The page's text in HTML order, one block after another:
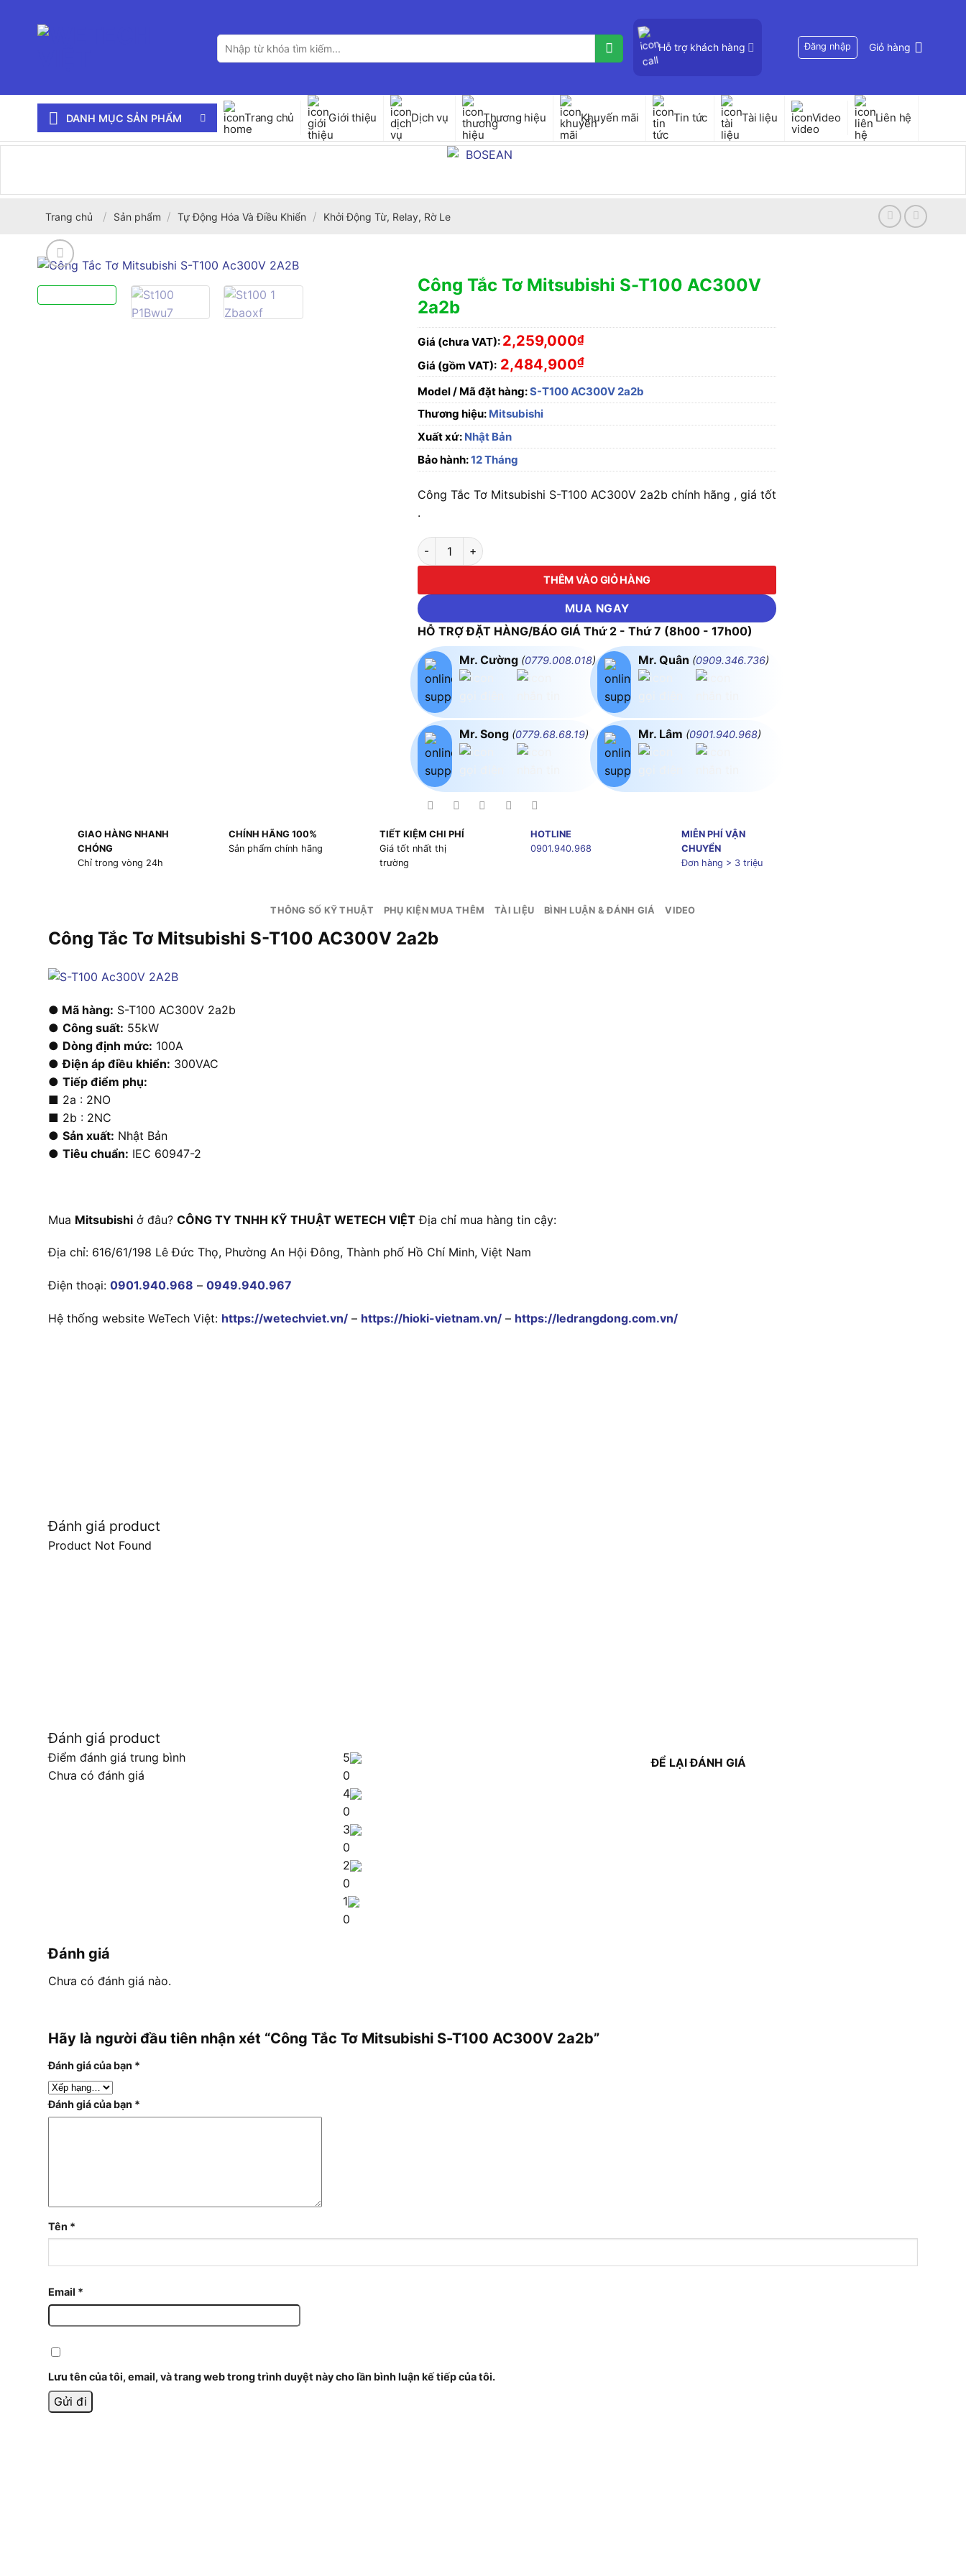
Tìm
kiếm:
Hỗ trợ khách hàng Đăng nhập Giỏ hàng
DANH MỤC SẢN PHẨM Trang chủ Giới thiệu Dịch vụ Thương hiệu Khuyến mãi Tin tức Tài liệu Video Liên hệ
Trang chủ / Sản phẩm / Tự Động Hóa Và Điều Khiển / Khởi Động Từ, Relay, Rờ Le
Công Tắc Tơ Mitsubishi S-T100 AC300V
2a2b
Giá (chưa VAT): 2,259,000₫
Giá (gồm VAT): 2,484,900₫
Model / Mã đặt hàng:S-T100 AC300V 2a2b
Thương hiệu: Mitsubishi
Xuất xứ: Nhật Bản
Bảo hành:12 Tháng
Công Tắc Tơ Mitsubishi S-T100 AC300V 2a2b chính hãng , giá tốt
.
Công Tắc Tơ Mitsubishi S-T100 AC300V 2a2b số lượng
THÊM VÀO GIỎ HÀNG
MUA NGAY
HỖ TRỢ ĐẶT HÀNG/BÁO GIÁ Thứ 2 - Thứ 7 (8h00 - 17h00)
Mr. Cường (0779.008.018)
Mr. Song (0779.68.68.19)
Mr. Quân (0909.346.736)
Mr. Lâm (0901.940.968)
GIAO HÀNG NHANH
CHÓNG
Chỉ trong vòng 24h
CHÍNH HÃNG 100%
Sản phẩm chính hãng
TIẾT KIỆM CHI PHÍ
Giá tốt nhất thị
trường
HOTLINE
0901.940.968
MIỄN PHÍ VẬN
CHUYỂN
Đơn hàng > 3 triệu
THÔNG SỐ KỸ THUẬT PHỤ KIỆN MUA THÊM TÀI LIỆU BÌNH LUẬN & ĐÁNH GIÁ VIDEO
Công Tắc Tơ Mitsubishi S-T100 AC300V 2a2b
● Mã hàng: S-T100 AC300V 2a2b
● Công suất: 55kW
● Dòng định mức: 100A
●Điện áp điều khiển: 300VAC
● Tiếp điểm phụ:
■ 2a : 2NO
■ 2b : 2NC
● Sản xuất: Nhật Bản
● Tiêu chuẩn: IEC 60947-2
Mua Mitsubishi ở đâu? CÔNG TY TNHH KỸ THUẬT WETECH VIỆT Địa chỉ mua hàng tin cậy:
Địa chỉ: 616/61/198 Lê Đức Thọ, Phường An Hội Đông, Thành phố Hồ Chí Minh, Việt Nam
Điện thoại: 0901.940.968 – 0949.940.967
Hệ thống website WeTech Việt: https://wetechviet.vn/ – https://hioki-vietnam.vn/ – https://ledrangdong.com.vn/
Đánh giá product
Product Not Found
Đánh giá product
Điểm đánh giá trung bình
Chưa có đánh giá
5
0
4
0
3
0
2
0
1
0
ĐỂ LẠI ĐÁNH GIÁ
Đánh giá
Chưa có đánh giá nào.
Hãy là người đầu tiên nhận xét “Công Tắc Tơ Mitsubishi S-T100 AC300V 2a2b”
Đánh giá của bạn *
Đánh giá của bạn *
Tên *
Email *
Lưu tên của tôi, email, và trang web trong trình duyệt này cho lần bình luận kế tiếp của tôi.